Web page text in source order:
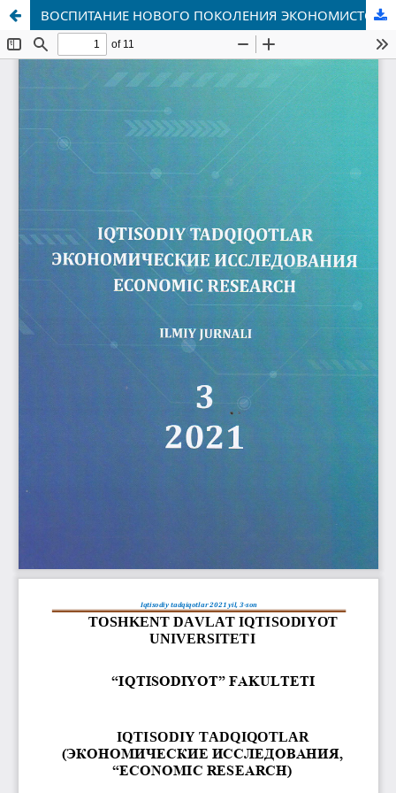
ВОСПИТАНИЕ НОВОГО ПОКОЛЕНИЯ ЭКОНОМИСТОВ В НОВОМ УЗБЕКИСТАНЕ